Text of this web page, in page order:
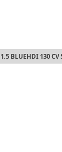
BLUEHDI 130 CV